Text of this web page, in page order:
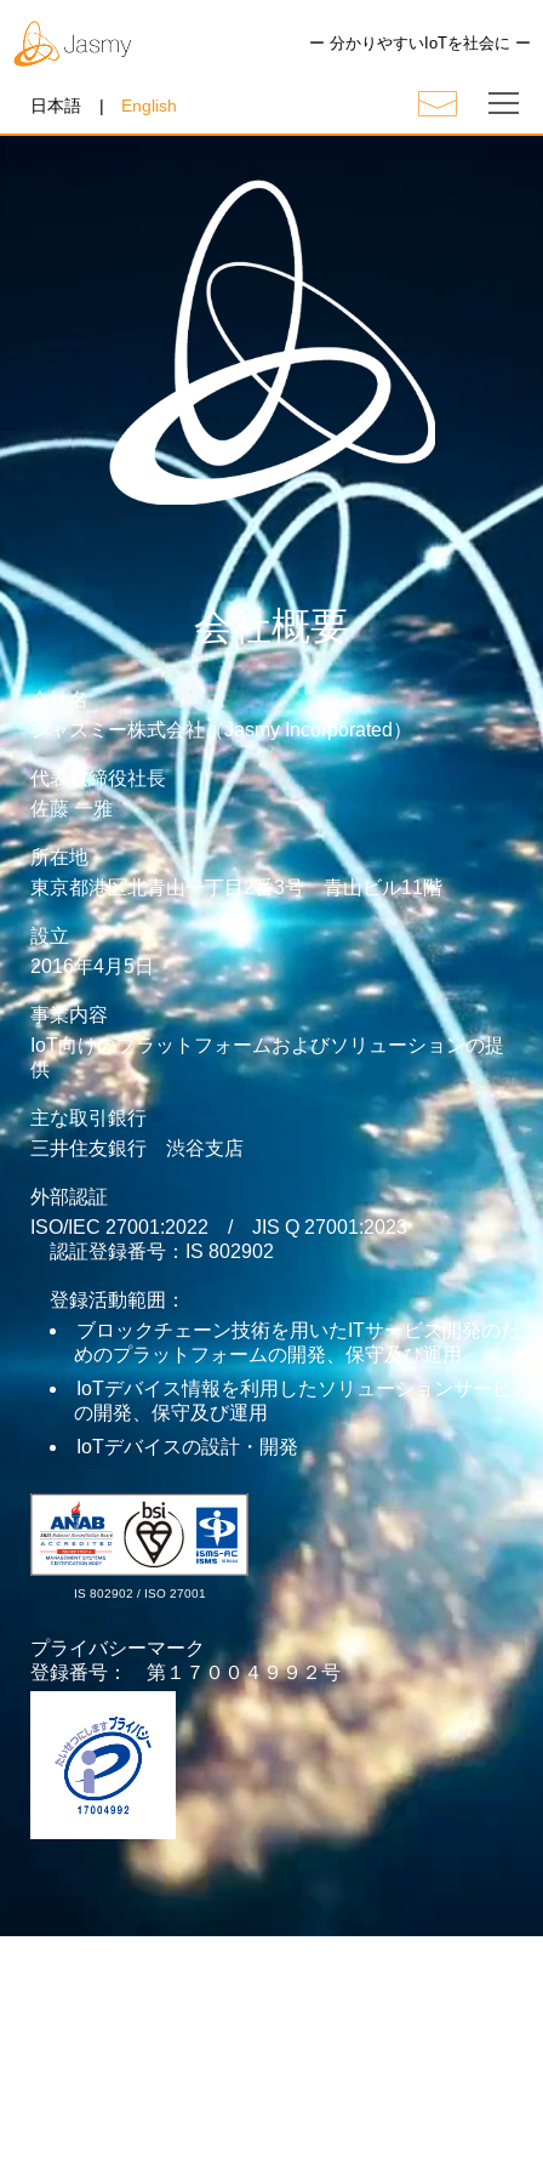
ー 分かりやすいIoTを社会に ー
日本語 English
会社概要
会社名
ジャスミー株式会社（Jasmy Incorporated）
代表取締役社長
佐藤 一雅
所在地
東京都港区北青山一丁目2番3号 青山ビル11階
設立
2016年4月5日
事業内容
IoT向けのプラットフォームおよびソリューションの提
供
主な取引銀行
三井住友銀行 渋谷支店
外部認証
ISO/IEC 27001:2022 / JIS Q 27001:2023
認証登録番号：
IS 802902
登録活動範囲：
ブロックチェーン技術を用いたITサービス開発のた
めのプラットフォームの開発、保守及び運用
IoTデバイス情報を利用したソリューションサービス
の開発、保守及び運用
IoTデバイスの設計・開発
IS 802902 / ISO 27001
プライバシーマーク
登録番号： 第１７００４９９２号